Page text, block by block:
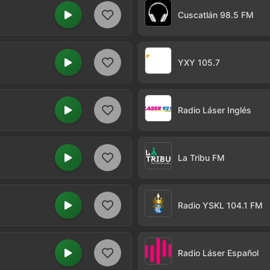
Cuscatlán 98.5 FM
YXY 105.7
Radio Láser Inglés
La Tribu FM
Radio YSKL 104.1 FM
Radio Láser Español